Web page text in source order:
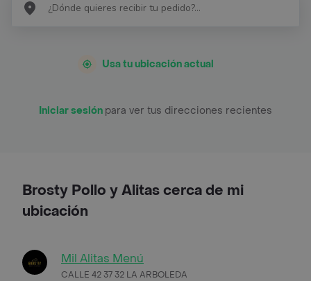
Usa tu ubicación actual
Iniciar sesión para ver tus direcciones recientes
Brosty Pollo y Alitas cerca de mi
ubicación
Mil Alitas Menú
CALLE 42 37 32 LA ARBOLEDA